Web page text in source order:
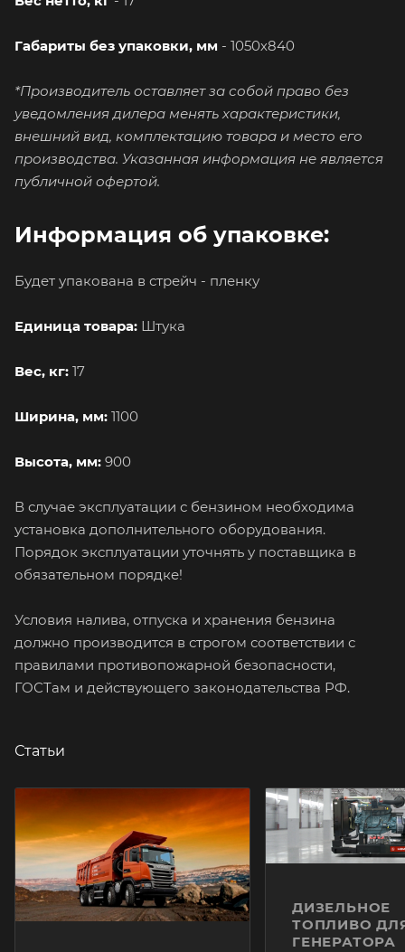
Габариты без упаковки, мм - 1050х840
*Производитель оставляет за собой право без
уведомления дилера менять характеристики,
внешний вид, комплектацию товара и место его
производства. Указанная информация не является
публичной офертой.
Информация об упаковке:
Будет упакована в стрейч - пленку
Единица товара: Штука
Вес, кг: 17
Ширина, мм: 1100
Высота, мм: 900
В случае эксплуатации с бензином необходима
установка дополнительного оборудования.
Порядок эксплуатации уточнять у поставщика в
обязательном порядке!
Условия налива, отпуска и хранения бензина
должно производится в строгом соответствии с
правилами противопожарной безопасности,
ГОСТам и действующего законодательства РФ.
Статьи
ДИЗЕЛЬНОЕ
ТОПЛИВО
ГЕНЕРАТОРА